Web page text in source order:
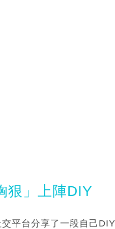
狠」上陣DIY
平台分享了一段自己